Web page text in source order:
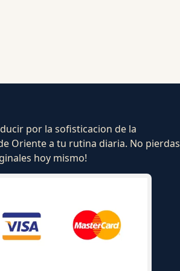
por la sofisticacion de la
Oriente a tu rutina diaria. No pierdas
hoy mismo!